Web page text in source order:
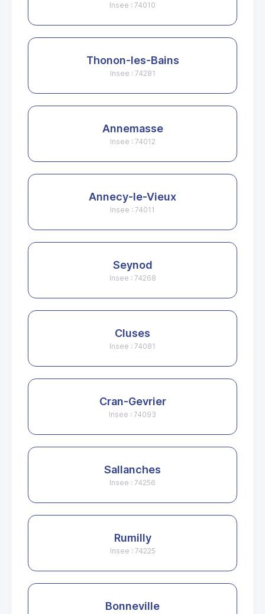
Insee : 74010
Thonon-les-Bains
Insee : 74281
Annemasse
Insee : 74012
Annecy-le-Vieux
Insee : 74011
Seynod
Insee : 74268
Cluses
Insee : 74081
Cran-Gevrier
Insee : 74093
Sallanches
Insee : 74256
Rumilly
Insee : 74225
Bonneville